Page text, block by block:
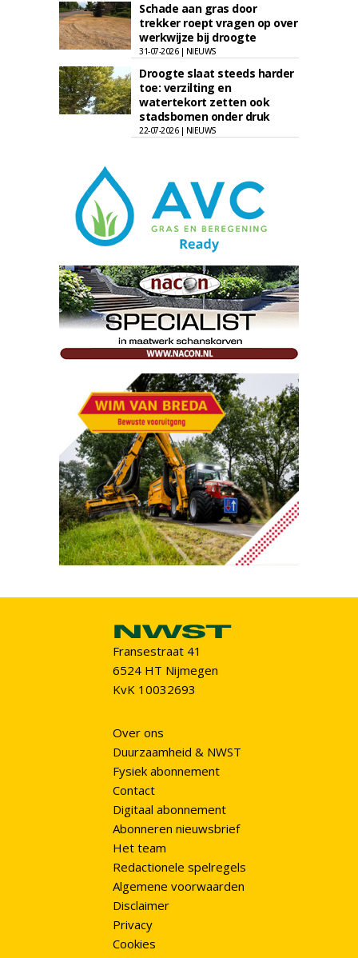
Schade aan gras door
trekker roept vragen op over
werkwijze bij droogte
31-07-2026 | NIEUWS
Droogte slaat steeds harder
toe: verzilting en
watertekort zetten ook
stadsbomen onder druk
22-07-2026 | NIEUWS
Fransestraat 41
6524 HT Nijmegen
KvK 10032693
Over ons
Duurzaamheid & NWST
Fysiek abonnement
Contact
Digitaal abonnement
Abonneren nieuwsbrief
Het team
Redactionele spelregels
Algemene voorwaarden
Disclaimer
Privacy
Cookies